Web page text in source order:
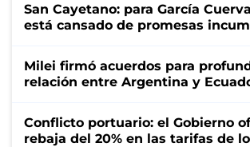
San Cayetano: para García
está cansado de promesas
Milei firmó acuerdos para
relación entre Argentina y
Conflicto portuario: el Gobierno
rebaja del 20% en las tarifas de